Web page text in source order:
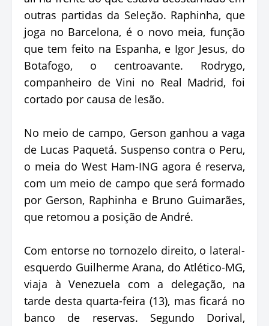
outras partidas da Seleção. Raphinha, que
joga no Barcelona, é o novo meia, função
que tem feito na Espanha, e Igor Jesus, do
Botafogo, o centroavante. Rodrygo,
companheiro de Vini no Real Madrid, foi
cortado por causa de lesão.
No meio de campo, Gerson ganhou a vaga
de Lucas Paquetá. Suspenso contra o Peru,
o meia do West Ham-ING agora é reserva,
com um meio de campo que será formado
por Gerson, Raphinha e Bruno Guimarães,
que retomou a posição de André.
Com entorse no tornozelo direito, o lateral-
esquerdo Guilherme Arana, do Atlético-MG,
viaja à Venezuela com a delegação, na
tarde desta quarta-feira (13), mas ficará no
banco de reservas. Segundo Dorival,